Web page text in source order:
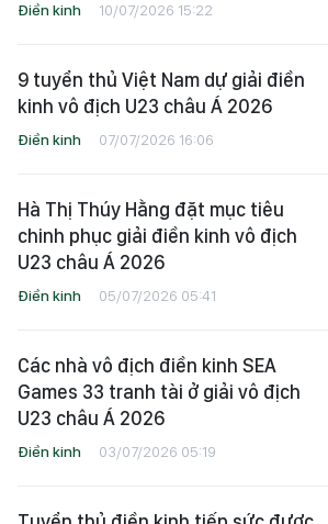
Điền kinh 10/07/2026 15:22
9 tuyển thủ Việt Nam dự giải điền
kinh vô địch U23 châu Á 2026
Điền kinh 07/07/2026 16:06
Hà Thị Thúy Hằng đặt mục tiêu
chinh phục giải điền kinh vô địch
U23 châu Á 2026
Điền kinh 05/07/2026 05:41
Các nhà vô địch điền kinh SEA
Games 33 tranh tài ở giải vô địch
U23 châu Á 2026
Điền kinh 03/07/2026 05:19